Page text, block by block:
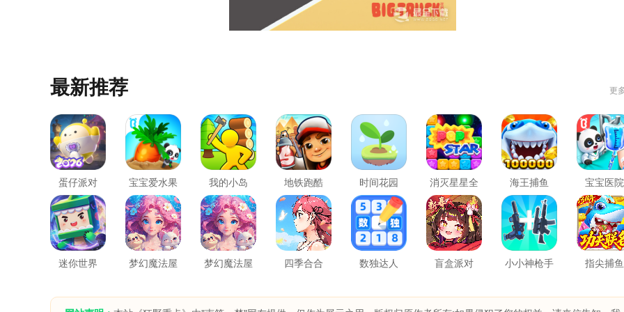
最新推荐 更
蛋仔派对
宝宝爱水果
蔬菜
我的小岛 地铁跑酷 时间花园
消灭星星全
新版
海王捕鱼 宝宝医院
迷你世界 梦幻魔法屋
梦幻魔法屋
四季合合 数独达人 盲盒派对 小小神枪手 指尖捕鱼